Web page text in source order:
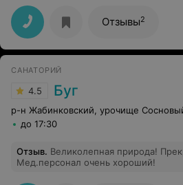
внимательна к пациенту, что
хорошее отношение редко увидишь
учреждении. Я под впечатлением
день. Спасибо огромное ей. Теперь
записаться только к Ольге
Отзывы2
САНАТОРИЙ
4.5 Буг
р-н Жабинковский, урочище
до 17:30
Отзыв. Великолепная природа!
Мед.персонал очень хороший!